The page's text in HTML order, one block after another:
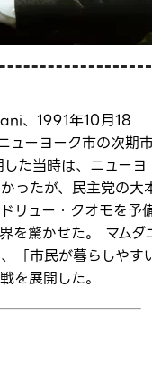
、1991年10月18
ューヨーク市の次期
た当時は、ニューヨ
ったが、民主党の大
リュー・クオモを予
を驚かせた。 マムダ
「市民が暮らしやす
を展開した。